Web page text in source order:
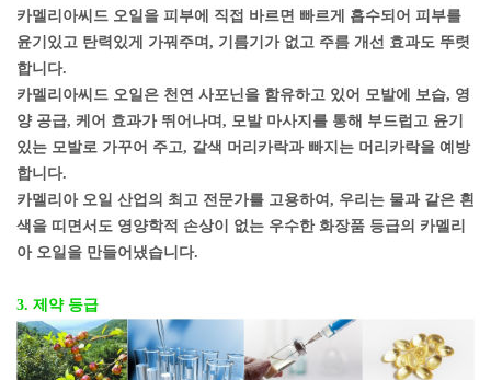
카멜리아씨드 오일을 피부에 직접 바르면 빠르게 흡수되어 피부를
윤기있고 탄력있게 가꿔주며, 기름기가 없고 주름 개선 효과도 뚜렷
합니다.
카멜리아씨드 오일은 천연 사포닌을 함유하고 있어 모발에 보습, 영
양 공급, 케어 효과가 뛰어나며, 모발 마사지를 통해 부드럽고 윤기
있는 모발로 가꾸어 주고, 갈색 머리카락과 빠지는 머리카락을 예방
합니다.
카멜리아 오일 산업의 최고 전문가를 고용하여, 우리는 물과 같은 흰
색을 띠면서도 영양학적 손상이 없는 우수한 화장품 등급의 카멜리
아 오일을 만들어냈습니다.
3. 제약 등급